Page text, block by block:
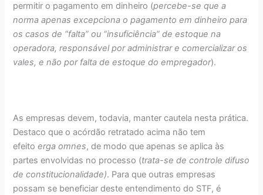
permitir o pagamento em dinheiro (percebe-se que a
norma apenas excepciona o pagamento em dinheiro para
os casos de “falta” ou “insuficiência” de estoque na
operadora, responsável por administrar e comercializar os
vales, e não por falta de estoque do empregador).
As empresas devem, todavia, manter cautela nesta prática.
Destaco que o acórdão retratado acima não tem
efeitoerga omnes, de modo que apenas se aplica às
partes envolvidas no processo (trata-se de controle difuso
de constitucionalidade). Para que outras empresas
possam se beneficiar deste entendimento do STF, é